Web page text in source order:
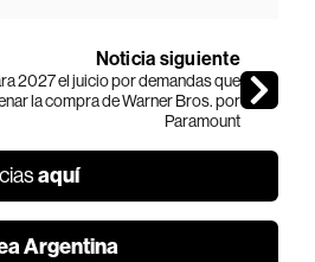
Noticia siguiente
2027 el juicio por demandas que
la compra de Warner Bros. por
Paramount
aquí
Argentina